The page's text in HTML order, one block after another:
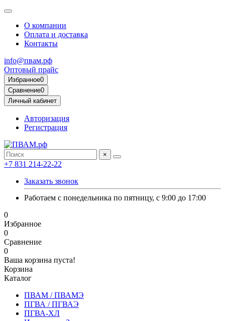
О компании
Оплата и доставка
Контакты
info@пвам.рф
Оптовый прайс
Избранное0
Сравнение0
Личный кабинет
Авторизация
Регистрация
×
+7 831 214-22-22
Заказать звонок
Работаем с понедельника по пятницу, с 9:00 до 17:00
0
Избранное
0
Сравнение
0
Ваша корзина пуста!
Корзина
Каталог
ПВАМ / ПВАМЭ
ПГВА / ПГВАЭ
ПГВА-ХЛ